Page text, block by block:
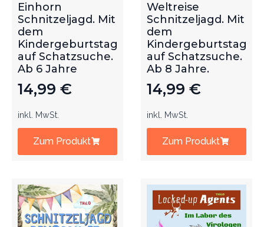
Einhorn
Schnitzeljagd. Mit
dem
Kindergeburtstag
auf Schatzsuche.
Ab 6 Jahre
14,99 €
inkl. MwSt.
Zum Produkt
Weltreise
Schnitzeljagd. Mit
dem
Kindergeburtstag
auf Schatzsuche.
Ab 8 Jahre.
14,99 €
inkl. MwSt.
Zum Produkt